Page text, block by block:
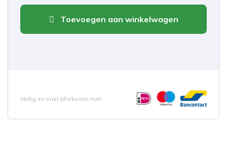
Toevoegen aan winkelwagen
Veilig en snel afrekenen met